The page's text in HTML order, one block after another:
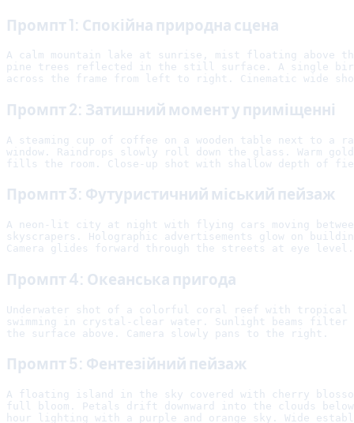
Промпт 1: Спокійна природна сцена
A calm mountain lake at sunrise, mist floating above
pine trees reflected in the still surface. A single
Промпт 2: Затишний момент у приміщенні
A steaming cup of coffee on a wooden table next to a
window. Raindrops slowly roll down the glass. Warm
Промпт 3: Футуристичний міський пейзаж
A neon-lit city at night with flying cars moving
skyscrapers. Holographic advertisements glow on
Промпт 4: Океанська пригода
Underwater shot of a colorful coral reef with tropical
swimming in crystal-clear water. Sunlight beams filter
Промпт 5: Фентезійний пейзаж
A floating island in the sky covered with cherry
full bloom. Petals drift downward into the clouds